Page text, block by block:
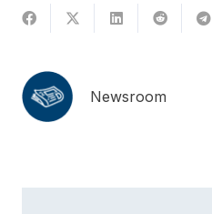
Newsroom